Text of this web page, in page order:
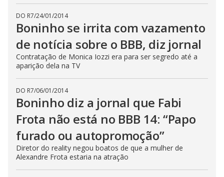
DO R7/24/01/2014
Boninho se irrita com vazamento
de notícia sobre o BBB, diz jornal
Contratação de Monica Iozzi era para ser segredo até a
aparição dela na TV
DO R7/06/01/2014
Boninho diz a jornal que Fabi
Frota não está no BBB 14: “Papo
furado ou autopromoção”
Diretor do reality negou boatos de que a mulher de
Alexandre Frota estaria na atração